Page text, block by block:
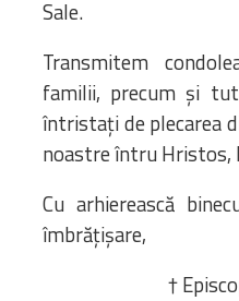
Sale.
Transmitem
familii, precum și
întristați de plecarea
noastre întru Hristos,
Cu arhierească
îmbrățișare,
†